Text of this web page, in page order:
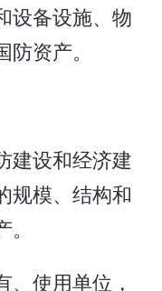
设备设施、物
资产。
设和经济建
规模、结构和
使用单位，